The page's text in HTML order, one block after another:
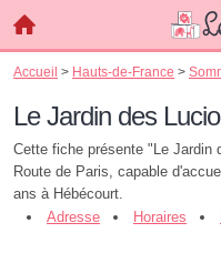
Accueil > Hauts-de-France >
Le Jardin des
Cette fiche présente "Le Jardin
Route de Paris, capable
ans à Hébécourt.
Adresse
Horaires